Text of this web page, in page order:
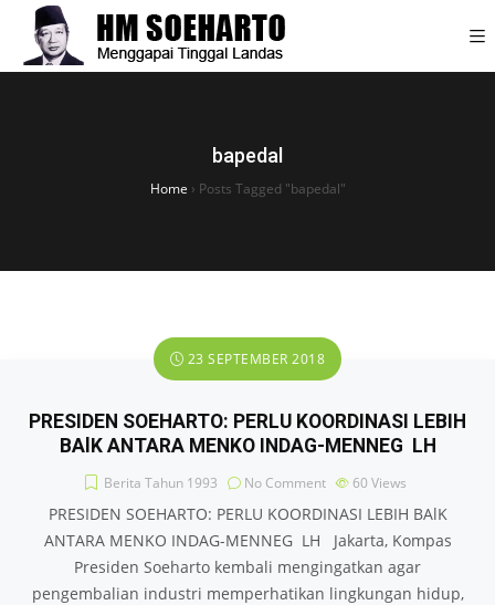
bapedal
Home › Posts Tagged "bapedal"
23 SEPTEMBER 2018
PRESIDEN SOEHARTO: PERLU KOORDINASI LEBIH
BAlK ANTARA MENKO INDAG-MENNEG LH
Berita Tahun 1993 No Comment 60 Views
PRESIDEN SOEHARTO: PERLU KOORDINASI LEBIH BAlK
ANTARA MENKO INDAG-MENNEG LH Jakarta, Kompas
Presiden Soeharto kembali mengingatkan agar
pengembalian industri memperhatikan lingkungan hidup,